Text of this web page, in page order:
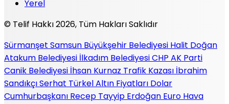
Yerel
© Telif Hakkı 2026, Tüm Hakları Saklıdır
Sürmanşet Samsun Büyükşehir Belediyesi Halit Doğan
Atakum Belediyesi İlkadım BelediyesiCHP AK Parti
Canik Belediyesi İhsan Kurnaz Trafik Kazası İbrahim
SandıkçıSerhat TürkelAltın Fiyatları Dolar
Cumhurbaşkanı Recep Tayyip Erdoğan Euro Hava